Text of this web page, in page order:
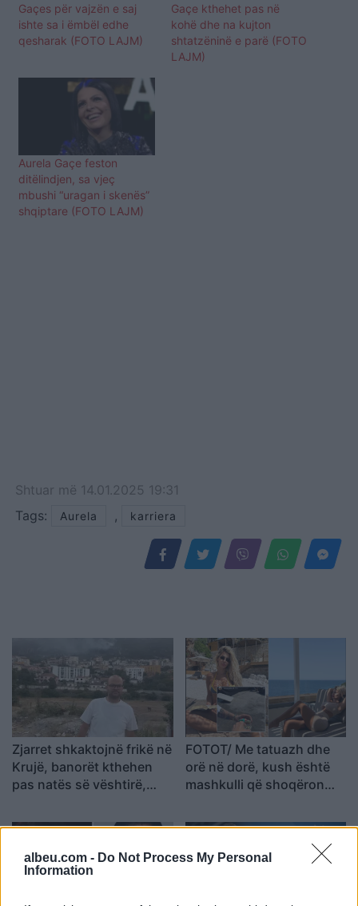
albeu.com - Do Not Process My Personal
Information
Gaçes për vajzën e saj
ishte sa i ëmbël edhe
qesharak (FOTO LAJM)
Gaçe kthehet pas në
kohë dhe na kujton
shtatzëninë e parë (FOTO
LAJM)
Aurela Gaçe feston
ditëlindjen, sa vjeç
mbushi “uragan i skenës”
shqiptare (FOTO LAJM)
Shtuar më 14.01.2025 19:31
Tags:
Aurela , karriera
Zjarret shkaktojnë frikë në
Krujë, banorët kthehen
pas natës së vështirë,
shpëtuan
FOTOT/ Me tatuazh dhe
orë në dorë, kush është
mashkulli që shoqëron
pushime?!